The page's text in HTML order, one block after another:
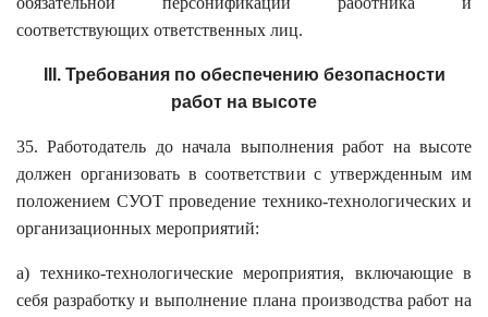
соответствующих ответственных лиц.
III. Требования по обеспечению безопасности
работ на высоте
35. Работодатель до начала выполнения работ на высоте
должен организовать в соответствии с утвержденным им
положением СУОТ проведение технико-технологических и
организационных мероприятий:
а) технико-технологические мероприятия, включающие в
себя разработку и выполнение плана производства работ на